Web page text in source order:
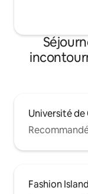
Université
Fashion Island